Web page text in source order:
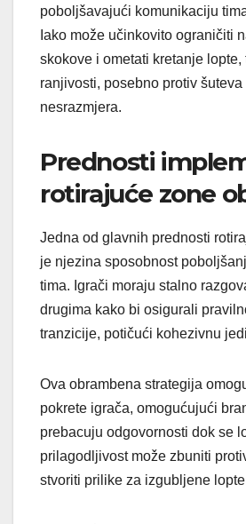
poboljšavajući komunikaciju
Iako može učinkovito ograničiti
skokove i ometati kretanje lopte,
ranjivosti, posebno protiv šuteva
nesrazmjera.
Prednosti
rotirajuće zone
Jedna od glavnih prednosti
je njezina sposobnost
tima. Igrači moraju stalno
drugima kako bi osigurali
tranzicije, potičući kohezivnu
Ova obrambena strategija
pokrete igrača, omogućujući
prebacuju odgovornosti dok se
prilagodljivost može zbuniti
stvoriti prilike za izgubljene